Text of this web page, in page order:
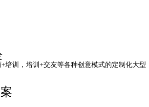
培训，培训+交友等各种创意模式的定制化大型